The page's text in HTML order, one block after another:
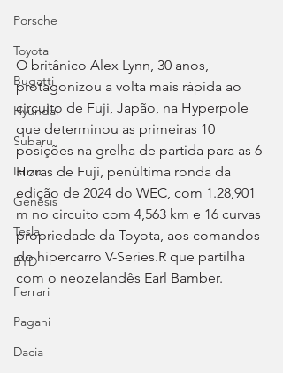
Porsche
Toyota
Bugatti
Hyundai
Subaru
Isuzu
Genesis
Tesla
BYD
Ferrari
Pagani
Dacia
O britânico Alex Lynn, 30 anos,
protagonizou a volta mais rápida ao
circuito de Fuji, Japão, na Hyperpole
que determinou as primeiras 10
posições na grelha de partida para as 6
Horas de Fuji, penúltima ronda da
edição de 2024 do WEC, com 1.28,901
m no circuito com 4,563 km e 16 curvas
propriedade da Toyota, aos comandos
do hipercarro V-Series.R que partilha
com o neozelandês Earl Bamber.